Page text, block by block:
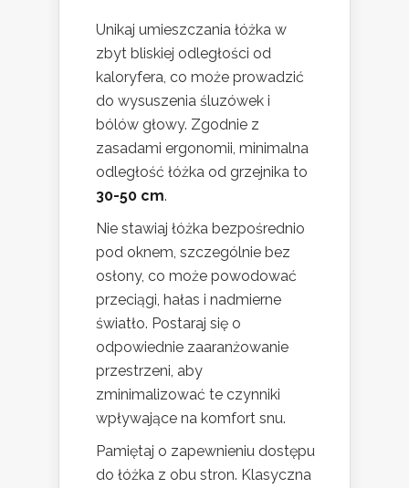
Unikaj umieszczania łóżka w
zbyt bliskiej odległości od
kaloryfera, co może prowadzić
do wysuszenia śluzówek i
bólów głowy. Zgodnie z
zasadami ergonomii, minimalna
odległość łóżka od grzejnika to
30-50 cm.
Nie stawiaj łóżka bezpośrednio
pod oknem, szczególnie bez
osłony, co może powodować
przeciągi, hałas i nadmierne
światło. Postaraj się o
odpowiednie zaaranżowanie
przestrzeni, aby
zminimalizować te czynniki
wpływające na komfort snu.
Pamiętaj o zapewnieniu dostępu
do łóżka z obu stron. Klasyczna